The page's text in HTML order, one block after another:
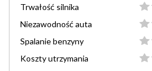
Trwałość silnika
Niezawodność auta
Spalanie benzyny
Koszty utrzymania